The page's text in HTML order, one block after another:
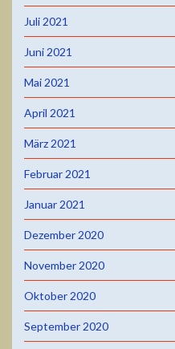
Juli 2021
Juni 2021
Mai 2021
April 2021
März 2021
Februar 2021
Januar 2021
Dezember 2020
November 2020
Oktober 2020
September 2020